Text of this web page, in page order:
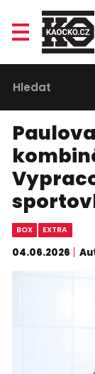
BOX EXTRA
04.06.2026